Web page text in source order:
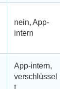
nein, App-
intern
App-intern,
verschlüssel
t